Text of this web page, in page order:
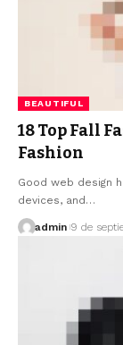
BEAUTIFUL
18 Top Fall
Fashion
Good web design
devices, and…
admin 9 de